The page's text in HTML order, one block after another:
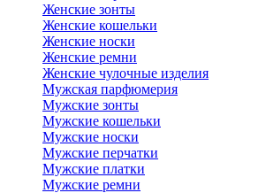
Женские зонты
Женские кошельки
Женские носки
Женские ремни
Женские чулочные изделия
Мужская парфюмерия
Мужские зонты
Мужские кошельки
Мужские носки
Мужские перчатки
Мужские платки
Мужские ремни